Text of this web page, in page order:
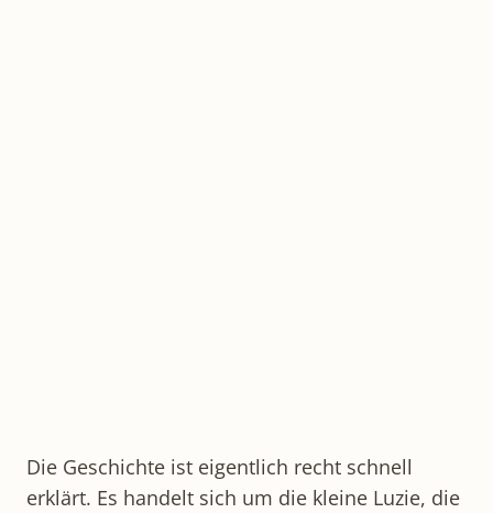
Die Geschichte ist eigentlich recht schnell
erklärt. Es handelt sich um die kleine Luzie, die